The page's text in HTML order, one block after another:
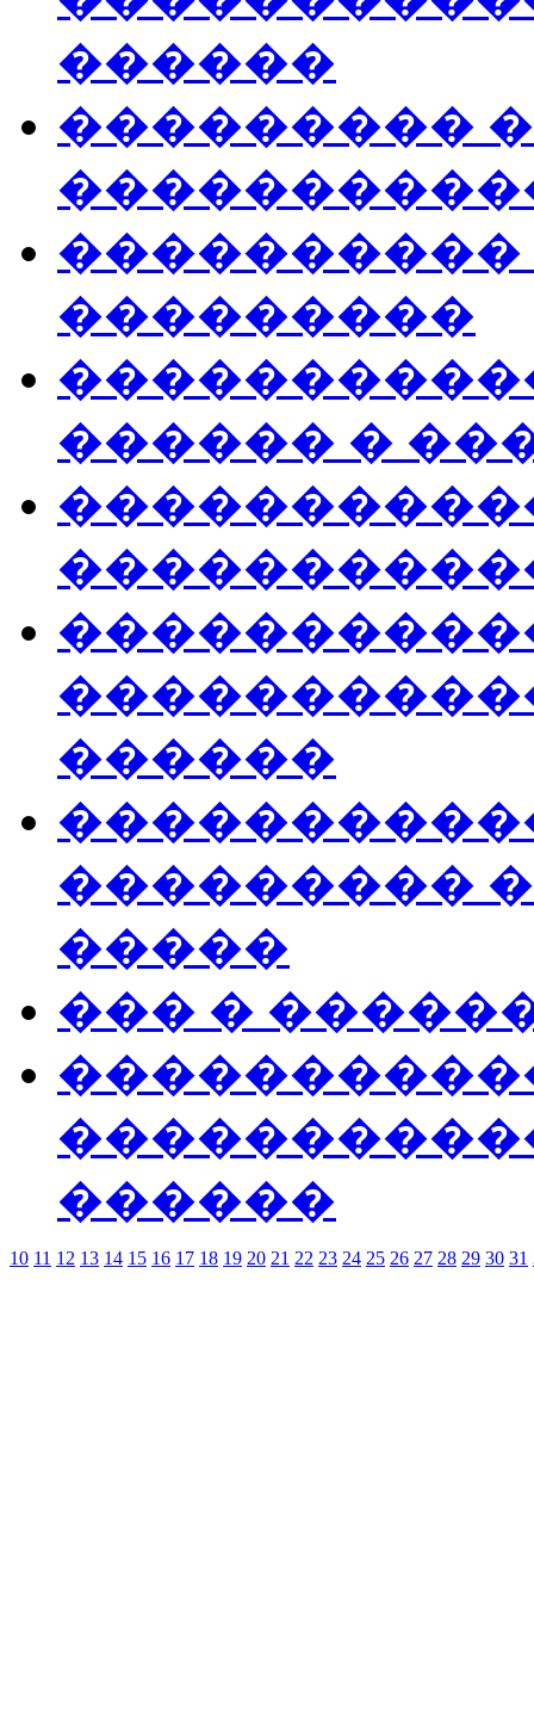
������
���������
���������
������ �
������
���������
�����
��� �
������
10 11 12 13 14 15 16 17 18 19 20 21 22 23 24 25 26 27 28 29 30 31